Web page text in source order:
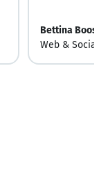
Bettina Boost
Web & Social